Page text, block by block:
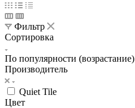
Фильтр
Сортировка
По популярности (возрастание)
Производитель
Quiet Tile
Цвет